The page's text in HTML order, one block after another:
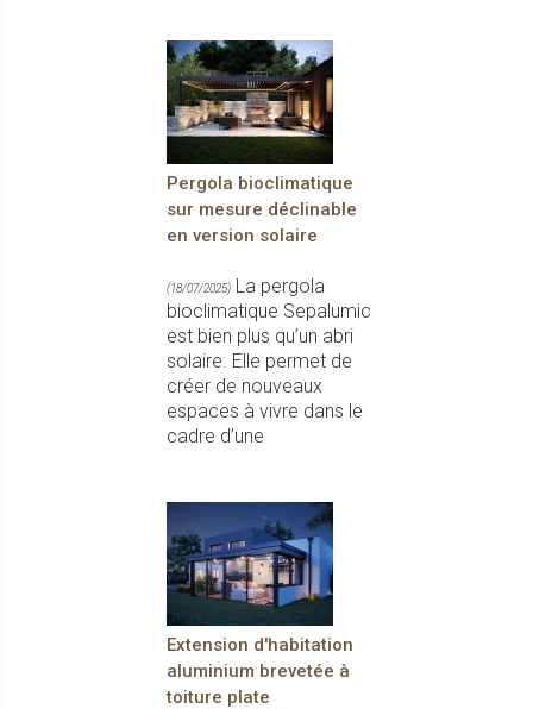
Pergola bioclimatique
sur mesure déclinable
en version solaire
(18/07/2025) La pergola
bioclimatique Sepalumic
est bien plus qu’un abri
solaire. Elle permet de
créer de nouveaux
espaces à vivre dans le
cadre d’une
Extension d'habitation
aluminium brevetée à
toiture plate